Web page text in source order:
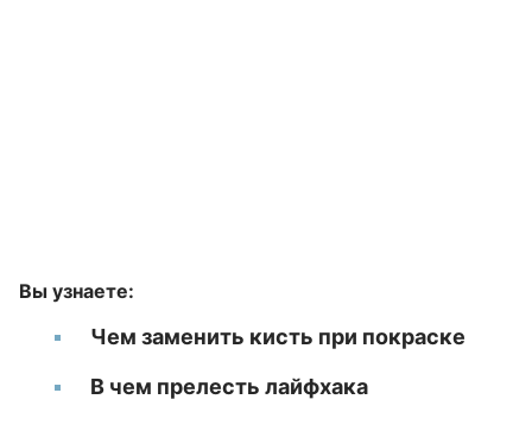
Вы узнаете:
Чем заменить кисть при покраске
В чем прелесть лайфхака